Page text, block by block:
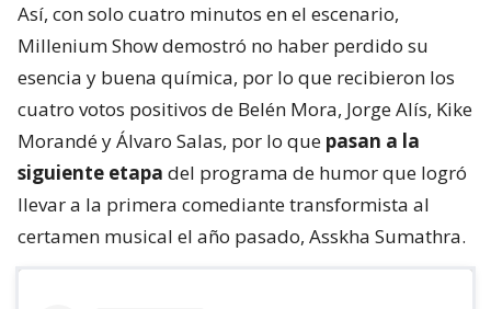
Así, con solo cuatro minutos en el escenario,
Millenium Show demostró no haber perdido su
esencia y buena química, por lo que recibieron los
cuatro votos positivos de Belén Mora, Jorge Alís, Kike
Morandé y Álvaro Salas, por lo que pasan a la
siguiente etapa del programa de humor que logró
llevar a la primera comediante transformista al
certamen musical el año pasado, Asskha Sumathra.